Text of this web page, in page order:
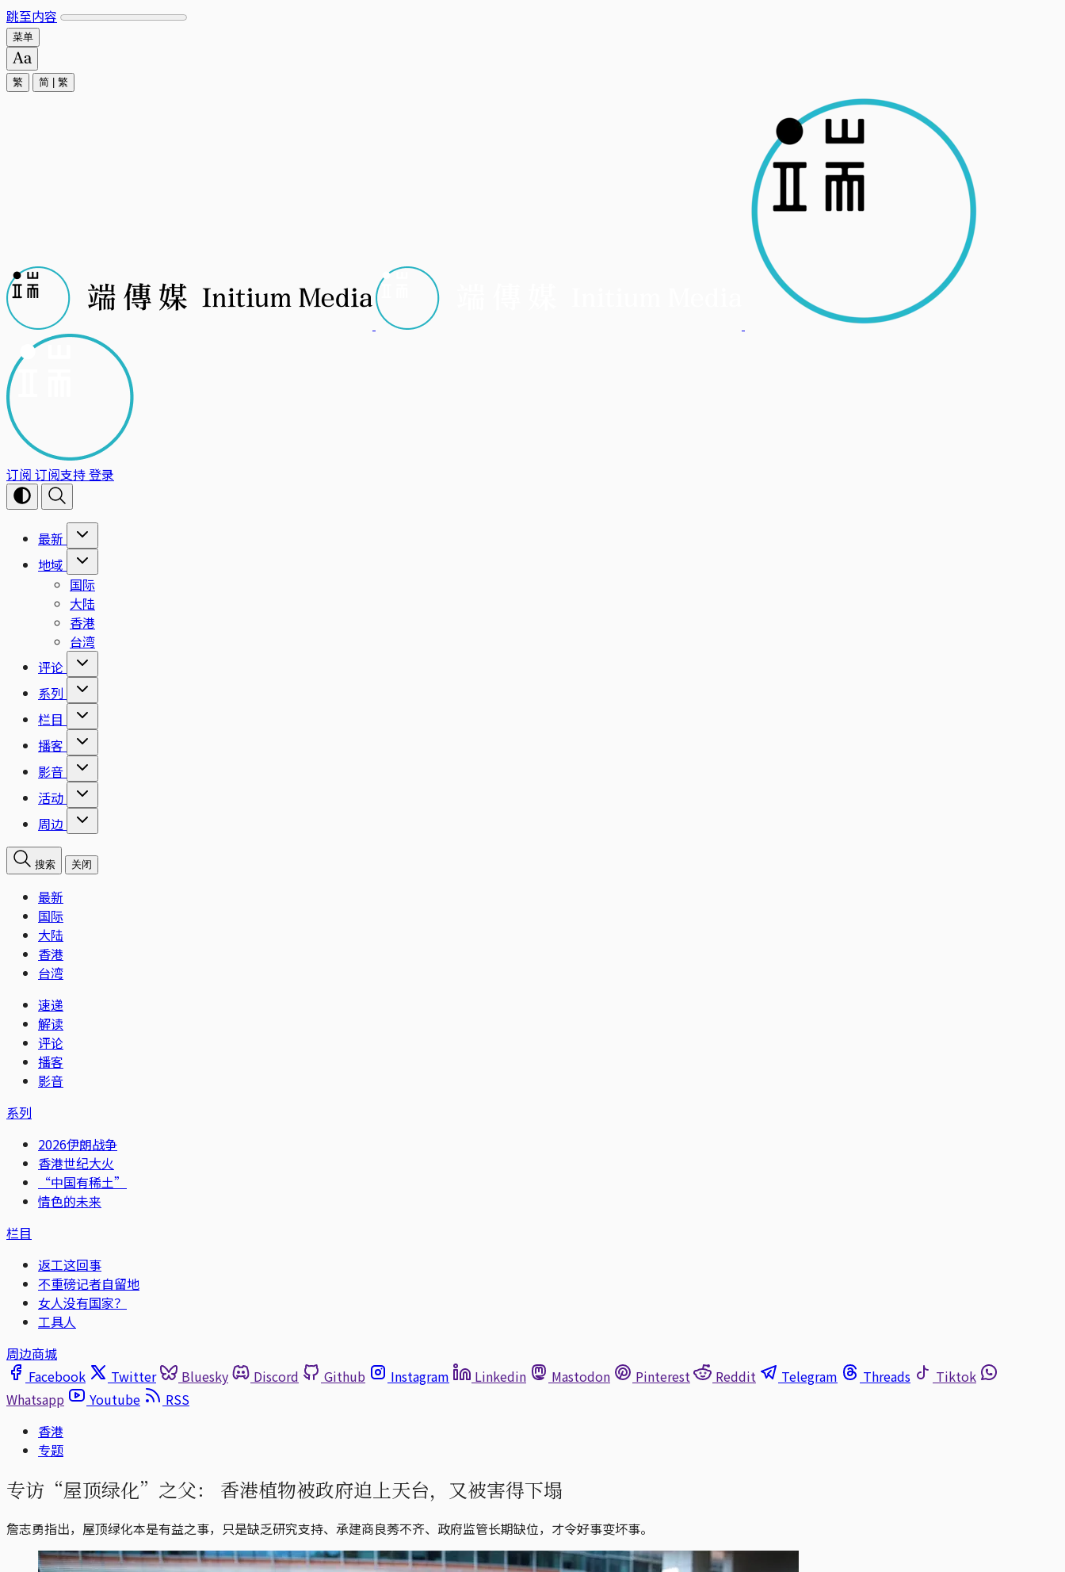
跳至内容
菜单
繁 简 繁
订阅 订阅支持登录
最新
地域
国际
大陆
香港
台湾
评论
系列
栏目
播客
影音
活动
周边
搜索 关闭
最新
国际
大陆
香港
台湾
速递
解读
评论
播客
影音
系列
2026伊朗战争
香港世纪大火
“中国有稀土”
情色的未来
栏目
返工这回事
不重磅记者自留地
女人没有国家？
工具人
周边商城
Facebook
Twitter Bluesky Discord Github Instagram Linkedin Mastodon Pinterest Reddit Telegram Threads
Tiktok
Whatsapp
Youtube
RSS
香港
专题
专访“屋顶绿化”之父： 香港植物被政府迫上天台，又被害得下塌
詹志勇指出，屋顶绿化本是有益之事，只是缺乏研究支持、承建商良莠不齐、政府监管长期缺位，才令好事变坏事。